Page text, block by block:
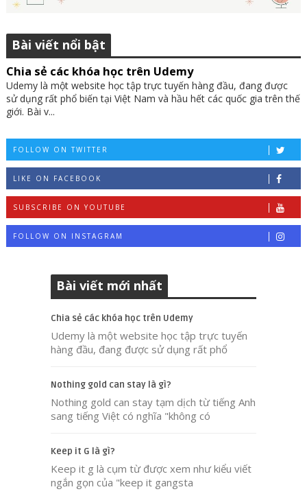
Bài viết nổi bật
Chia sẻ các khóa học trên Udemy
Udemy là một website học tập trực tuyến hàng đầu, đang được
sử dụng rất phổ biến tại Việt Nam và hầu hết các quốc gia trên thế
giới. Bài v...
FOLLOW ON TWITTER
LIKE ON FACEBOOK
SUBSCRIBE ON YOUTUBE
FOLLOW ON INSTAGRAM
Bài viết mới nhất
Chia sẻ các khóa học trên Udemy
Udemy là một website học tập trực tuyến
hàng đầu, đang được sử dụng rất phổ
Nothing gold can stay là gì?
Nothing gold can stay tạm dịch từ tiếng Anh
sang tiếng Việt có nghĩa "không có
Keep it G là gì?
Keep it g là cụm từ được xem như kiểu viết
ngắn gọn của "keep it gangsta